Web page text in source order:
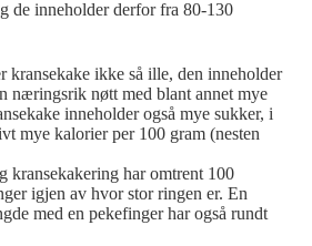
de inneholder derfor fra 80-130
kransekake ikke så ille, den inneholder
næringsrik nøtt med blant annet mye
inneholder også mye sukker, i
mye kalorier per 100 gram (nesten
kransekakering har omtrent 100
igjen av hvor stor ringen er. En
med en pekefinger har også rundt